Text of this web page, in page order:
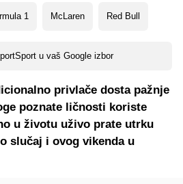
1 McLaren Red Bull
u vaš Google izbor
privlače dosta pažnje
poznate ličnosti koriste
u životu uživo prate utrku
slučaj i ovog vikenda u